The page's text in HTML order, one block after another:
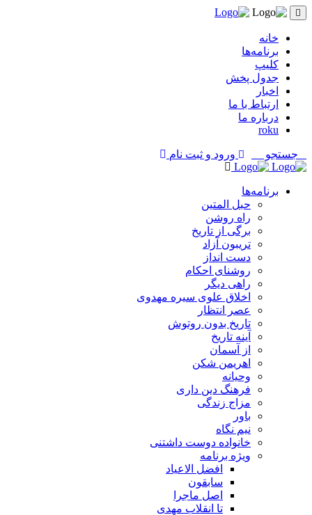
خانه
برنامه‌ها
کلیپ
جدول پخش
اخبار
ارتباط با ما
درباره ما
roku
جستجو ورود و ثبت نام
برنامه‌ها
حبل المتین
راه روشن
برگی از تاریخ
تریبون آزاد
دست انداز
روشنای احکام
راهی دیگر
اخلاق علوی سیره مهدوی
عصر انتظار
تاریخ بدون روتوش
آینه تاریخ
از آسمان
اهریمن شکن
وحیانه
فرهنگ دین داری
مزاج زندگی
باور
نیم نگاه
خانواده دوست داشتنی
ویژه برنامه
افضل الاعیاد
سابقون
اصل ماجرا
تا انقلاب مهدی